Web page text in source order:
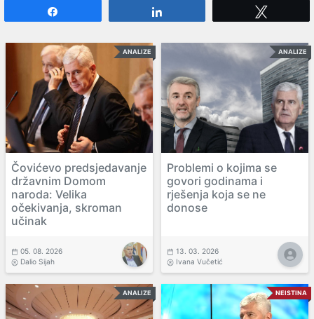
ANALIZE
Čovićevo predsjedavanje
državnim Domom
naroda: Velika
očekivanja, skroman
učinak
05. 08. 2026
Dalio Sijah
ANALIZE
Problemi o kojima se
govori godinama i
rješenja koja se ne
donose
13. 03. 2026
Ivana Vučetić
ANALIZE NEISTINA